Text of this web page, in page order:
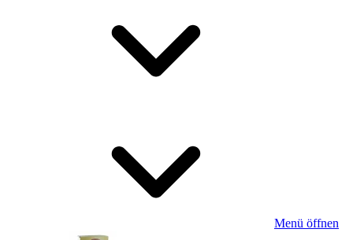
Menü öffnen